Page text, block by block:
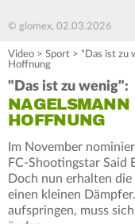
© glomex, 02.03.2026
Video > Sport > "Das ist zu
Hoffnung
"Das ist zu wenig":
NAGELSMANN
HOFFNUNG
Im November
FC-Shootingstar Said
Doch nun erhalten
einen kleinen
aufspringen, muss